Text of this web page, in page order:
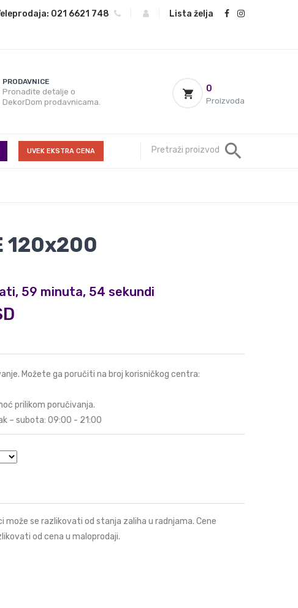
021 6621 748 Lista želja
PRODAVNICE
Pronađite detalje o
DekorDom prodavnicama.
0
Proizvoda
UVEK EKSTRA CENA
120x200
59 minuta, 53 sekundi
Možete ga poručiti na broj korisničkog centra:
prilikom poručivanja.
– subota: 09:00 - 21:00
se razlikovati od stanja zaliha u radnjama. Cene
od cena u maloprodaji.